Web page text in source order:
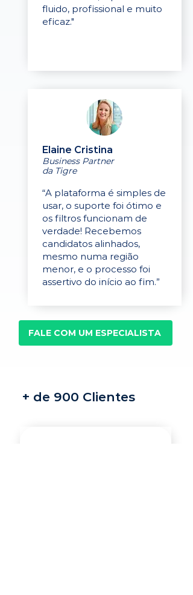
fluido, profissional e muito
eficaz."
Elaine Cristina
Business Partner
da Tigre
“A plataforma é simples de
usar, o suporte foi ótimo e
os filtros funcionam de
verdade! Recebemos
candidatos alinhados,
mesmo numa região
menor, e o processo foi
assertivo do início ao fim.”
FALE COM UM ESPECIALISTA
+ de 900 Clientes